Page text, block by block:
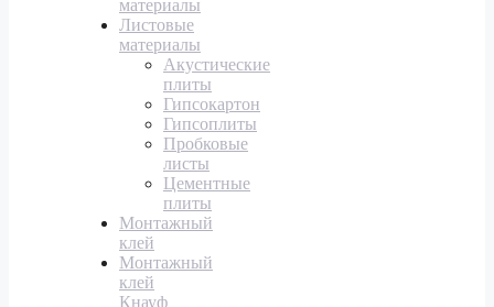
материалы
Листовые
материалы
Акустические
плиты
Гипсокартон
Гипсоплиты
Пробковые
листы
Цементные
плиты
Монтажный
клей
Монтажный
клей
Кнауф